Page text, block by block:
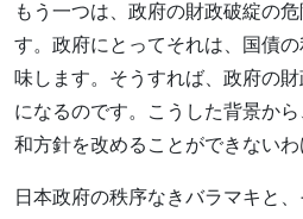
もう一つは、政府の財政破綻の
す。政府にとってそれは、国債
味します。そうすれば、政府の
になるのです。こうした背景か
和方針を改めることができないわ
日本政府の秩序なきバラマキと